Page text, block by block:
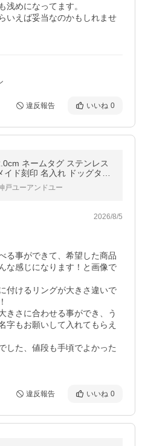
浅めになってます。
いえば妥当なのかもしれませ
違反報告 いいね 0
ネームタグ ステンレス
イド刻印 名入れ ドッグタグ
めじるしチャーム
戸ユーアンドユー
2026/8/5
る事ができて、希望した商品
な感じになります！と画像で
付けるリングが大きさ違いで
きさに合わせる事ができ、う
字もお願いして入れてもらえ
した、値段も手頃でよかった
違反報告 いいね 0